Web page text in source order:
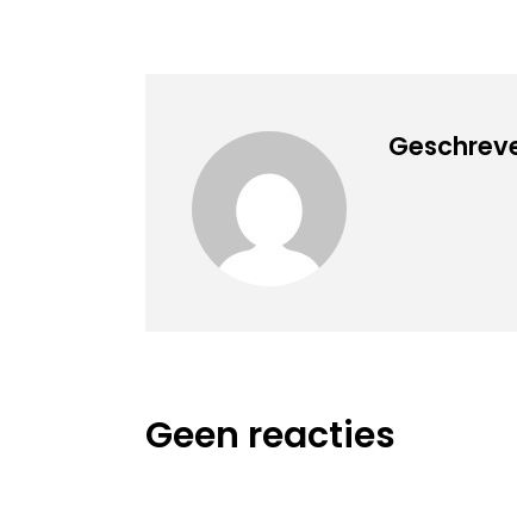
Geen reacties